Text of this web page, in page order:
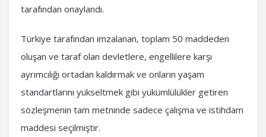
tarafından onaylandı.
Türkiye tarafından imzalanan, toplam 50 maddeden
oluşan ve taraf olan devletlere, engellilere karşı
ayrımcılığı ortadan kaldırmak ve onların yaşam
standartlarını yükseltmek gibi yükümlülükler getiren
sözleşmenin tam metninde sadece çalışma ve istihdam
maddesi seçilmiştir.